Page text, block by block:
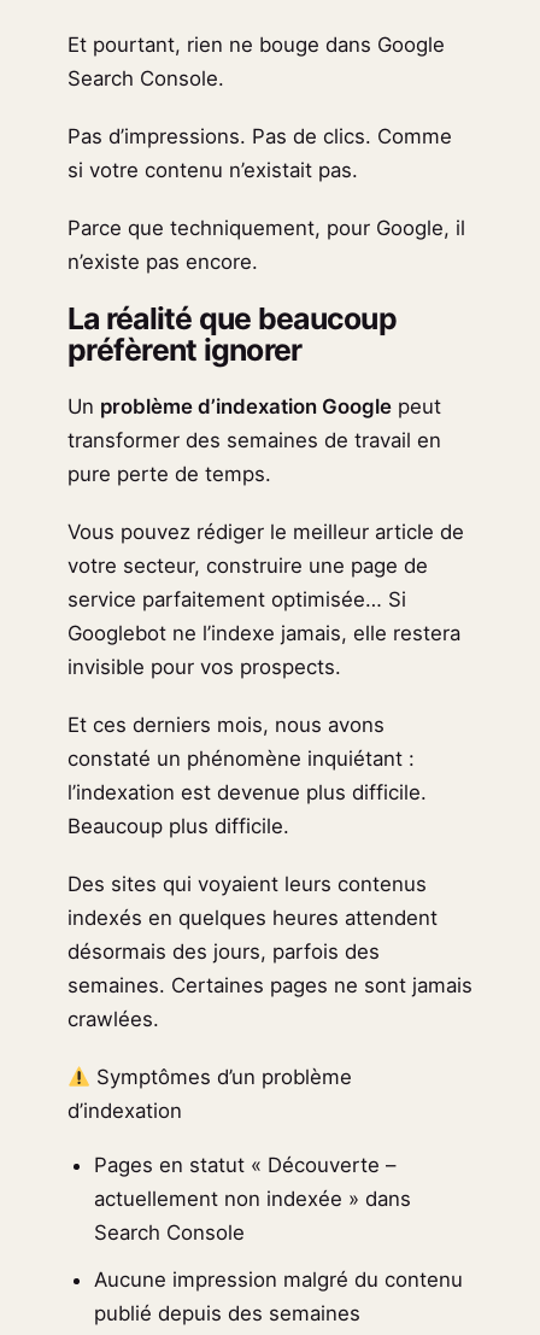
Et pourtant, rien ne bouge dans Google
Search Console.
Pas d’impressions. Pas de clics. Comme
si votre contenu n’existait pas.
Parce que techniquement, pour Google, il
n’existe pas encore.
La réalité que beaucoup
préfèrent ignorer
Un problème d’indexation Google peut
transformer des semaines de travail en
pure perte de temps.
Vous pouvez rédiger le meilleur article de
votre secteur, construire une page de
service parfaitement optimisée… Si
Googlebot ne l’indexe jamais, elle restera
invisible pour vos prospects.
Et ces derniers mois, nous avons
constaté un phénomène inquiétant :
l’indexation est devenue plus difficile.
Beaucoup plus difficile.
Des sites qui voyaient leurs contenus
indexés en quelques heures attendent
désormais des jours, parfois des
semaines. Certaines pages ne sont jamais
crawlées.
Symptômes d’un problème
d’indexation
Pages en statut « Découverte –
actuellement non indexée » dans
Search Console
Aucune impression malgré du contenu
publié depuis des semaines